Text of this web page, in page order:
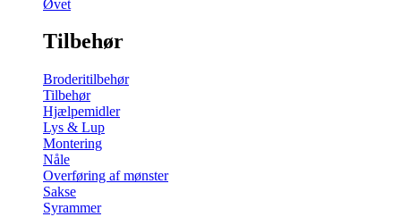
Øvet
Tilbehør
Broderitilbehør
Tilbehør
Hjælpemidler
Lys & Lup
Montering
Nåle
Overføring af mønster
Sakse
Syrammer